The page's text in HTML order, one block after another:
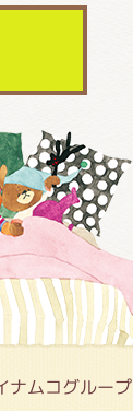
ナムコグループ